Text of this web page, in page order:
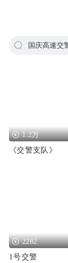
国庆高速交
1.2万
《交警支队》
2282
1号交警